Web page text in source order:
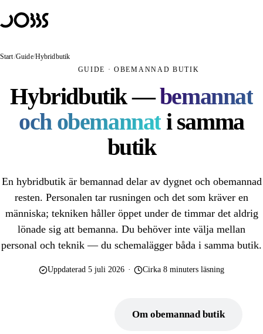
Lösningar
JOBBS Handel
JOBBS Passage
Mobilt passersystem med BankID
JOBBS Bokning
Bokning som öppnar dörren
ANVÄNDNINGSOMRÅDEN
Obemannad handel
Obemannat kafé
Hybridbutik
Start/Guide/Hybridbutik
GUIDE · OBEMANNAD BUTIK
Hybridbutik —bemannat
och obemannat i samma
butik
En hybridbutik är bemannad delar av dygnet och obemannad
resten. Personalen tar rusningen och det som kräver en
människa; tekniken håller öppet under de timmar det aldrig
lönade sig att bemanna. Du behöver inte välja mellan
personal och teknik — du schemalägger båda i samma butik.
Uppdaterad 5 juli 2026 · Cirka 8 minuters läsning
Om obemannad butik